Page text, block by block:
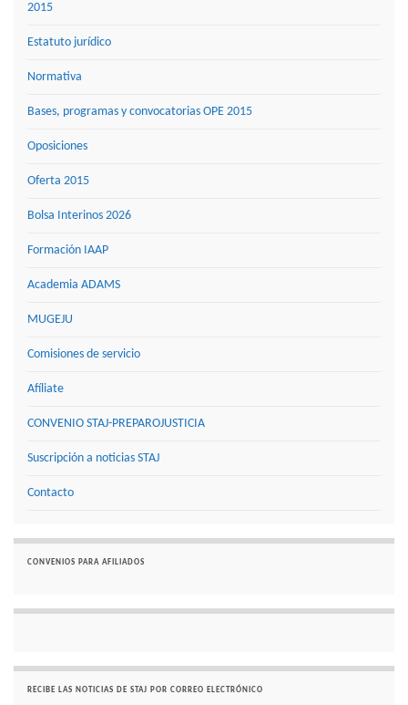
2015
Estatuto jurídico
Normativa
Bases, programas y convocatorias OPE 2015
Oposiciones
Oferta 2015
Bolsa Interinos 2026
Formación IAAP
Academia ADAMS
MUGEJU
Comisiones de servicio
Afíliate
CONVENIO STAJ-PREPAROJUSTICIA
Suscripción a noticias STAJ
Contacto
CONVENIOS PARA AFILIADOS
RECIBE LAS NOTICIAS DE STAJ POR CORREO ELECTRÓNICO